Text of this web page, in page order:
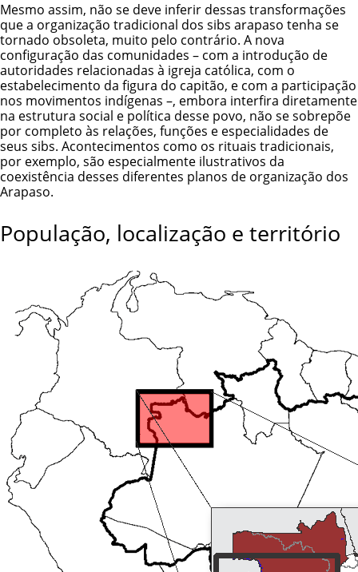
Mesmo assim, não se deve inferir dessas transformações
que a organização tradicional dos sibs arapaso tenha se
tornado obsoleta, muito pelo contrário. A nova
configuração das comunidades – com a introdução de
autoridades relacionadas à igreja católica, com o
estabelecimento da figura do capitão, e com a participação
nos movimentos indígenas –, embora interfira diretamente
na estrutura social e política desse povo, não se sobrepõe
por completo às relações, funções e especialidades de
seus sibs. Acontecimentos como os rituais tradicionais,
por exemplo, são especialmente ilustrativos da
coexistência desses diferentes planos de organização dos
Arapaso.
População, localização e território